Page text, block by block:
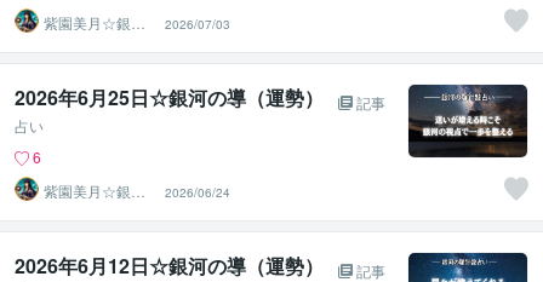
紫園美月☆銀河
の羅針盤で導く
人生のナビ
2026/07/03
2026年6月25日☆銀河の導（運勢）
記事
占い
6
紫園美月☆銀河
の羅針盤で導く
人生のナビ
2026/06/24
2026年6月12日☆銀河の導（運勢）
記事